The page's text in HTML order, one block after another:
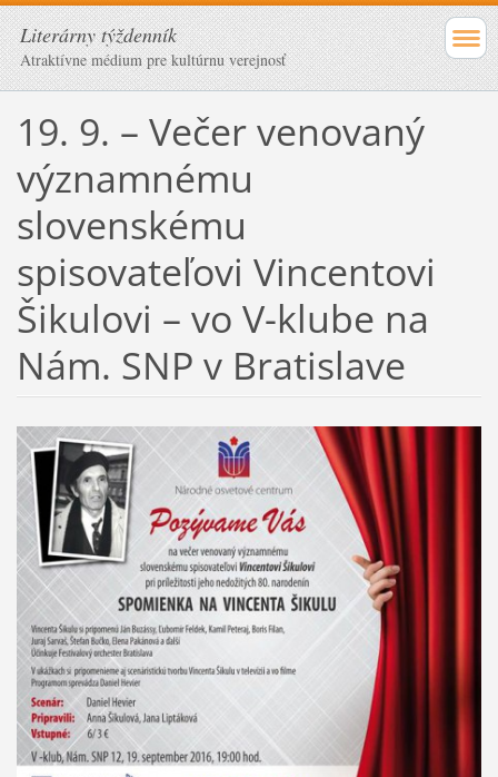
Literárny týždenník
Atraktívne médium pre kultúrnu verejnosť
19. 9. – Večer venovaný
významnému
slovenskému
spisovateľovi Vincentovi
Šikulovi – vo V-klube na
Nám. SNP v Bratislave